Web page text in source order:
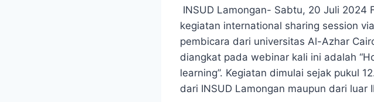
INSUD Lamongan- Sabtu, 20 Juli 2024
kegiatan international sharing session
pembicara dari universitas Al-Azhar
diangkat pada webinar kali ini adalah
learning”. Kegiatan dimulai sejak pukul
dari INSUD Lamongan maupun dari luar